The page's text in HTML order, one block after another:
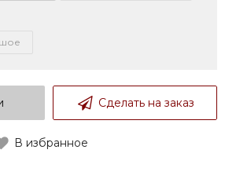
Сделать на заказ
В избранное